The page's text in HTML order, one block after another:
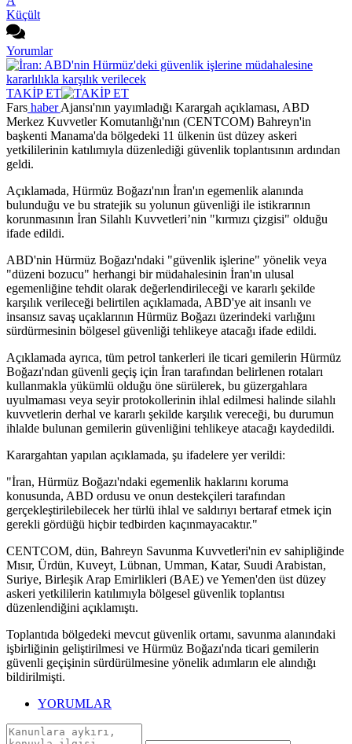
Küçült
Yorumlar
TAKİP ET
Fars haberAjansı'nın yayımladığı Karargah açıklaması, ABD
Merkez Kuvvetler Komutanlığı'nın (CENTCOM) Bahreyn'in
başkenti Manama'da bölgedeki 11 ülkenin üst düzey askeri
yetkililerinin katılımıyla düzenlediği güvenlik toplantısının ardından
geldi.
Açıklamada, Hürmüz Boğazı'nın İran'ın egemenlik alanında
bulunduğu ve bu stratejik su yolunun güvenliği ile istikrarının
korunmasının İran Silahlı Kuvvetleri’nin "kırmızı çizgisi" olduğu
ifade edildi.
ABD'nin Hürmüz Boğazı'ndaki "güvenlik işlerine" yönelik veya
"düzeni bozucu" herhangi bir müdahalesinin İran'ın ulusal
egemenliğine tehdit olarak değerlendirileceği ve kararlı şekilde
karşılık verileceği belirtilen açıklamada, ABD'ye ait insanlı ve
insansız savaş uçaklarının Hürmüz Boğazı üzerindeki varlığını
sürdürmesinin bölgesel güvenliği tehlikeye atacağı ifade edildi.
Açıklamada ayrıca, tüm petrol tankerleri ile ticari gemilerin Hürmüz
Boğazı'ndan güvenli geçiş için İran tarafından belirlenen rotaları
kullanmakla yükümlü olduğu öne sürülerek, bu güzergahlara
uyulmaması veya seyir protokollerinin ihlal edilmesi halinde silahlı
kuvvetlerin derhal ve kararlı şekilde karşılık vereceği, bu durumun
ihlalde bulunan gemilerin güvenliğini tehlikeye atacağı kaydedildi.
Karargahtan yapılan açıklamada, şu ifadelere yer verildi:
"İran, Hürmüz Boğazı'ndaki egemenlik haklarını koruma
konusunda, ABD ordusu ve onun destekçileri tarafından
gerçekleştirilebilecek her türlü ihlal ve saldırıyı bertaraf etmek için
gerekli gördüğü hiçbir tedbirden kaçınmayacaktır."
CENTCOM, dün, Bahreyn Savunma Kuvvetleri'nin ev sahipliğinde
Mısır, Ürdün, Kuveyt, Lübnan, Umman, Katar, Suudi Arabistan,
Suriye, Birleşik Arap Emirlikleri (BAE) ve Yemen'den üst düzey
askeri yetkililerin katılımıyla bölgesel güvenlik toplantısı
düzenlendiğini açıklamıştı.
Toplantıda bölgedeki mevcut güvenlik ortamı, savunma alanındaki
işbirliğinin geliştirilmesi ve Hürmüz Boğazı'nda ticari gemilerin
güvenli geçişinin sürdürülmesine yönelik adımların ele alındığı
bildirilmişti.
YORUMLAR